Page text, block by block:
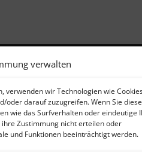
verwalten
verwenden wir Technologien wie
oder darauf zuzugreifen. Wenn Sie
wie das Surfverhalten oder eindeutige
Zustimmung nicht erteilen oder
und Funktionen beeinträchtigt werden.